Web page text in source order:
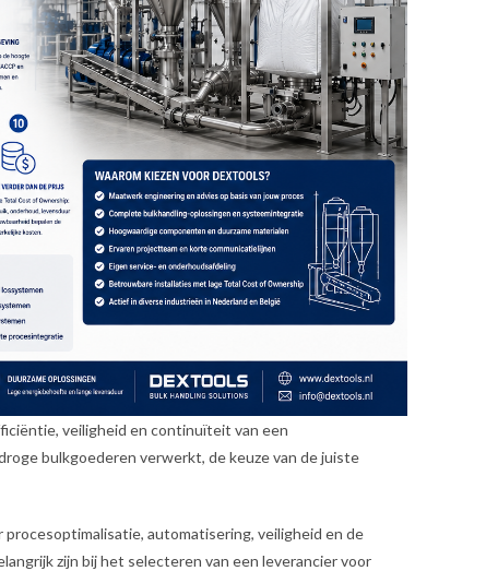
veiligheid en continuïteit van een
bulkgoederen verwerkt, de keuze van de juiste
automatisering, veiligheid en de
zijn bij het selecteren van een leverancier voor